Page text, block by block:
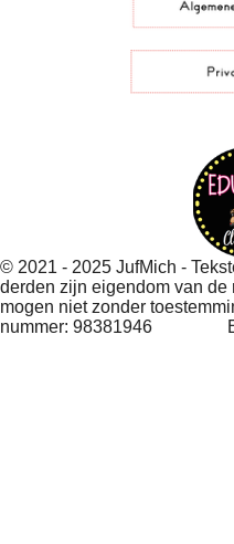
© 2021 - 2025 JufMich -
derden zijn eigendom van
mogen niet zonder
nummer: 98381946